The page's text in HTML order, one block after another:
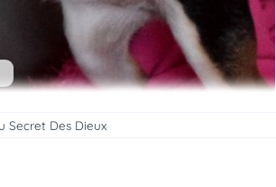
Secret Des Dieux